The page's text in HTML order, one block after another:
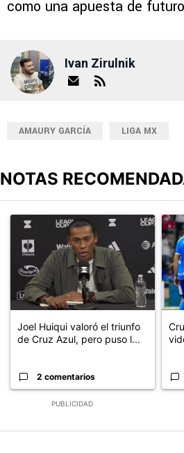
como una apuesta de
Ivan Zirulnik
AMAURY GARCÍA LIGA MX
NOTAS
PUBLICIDAD
Un artículo de tendencia con el
Joel Huiqui valoró el triunfo
de Cruz Azul, pero puso l...
2 comentarios
Un